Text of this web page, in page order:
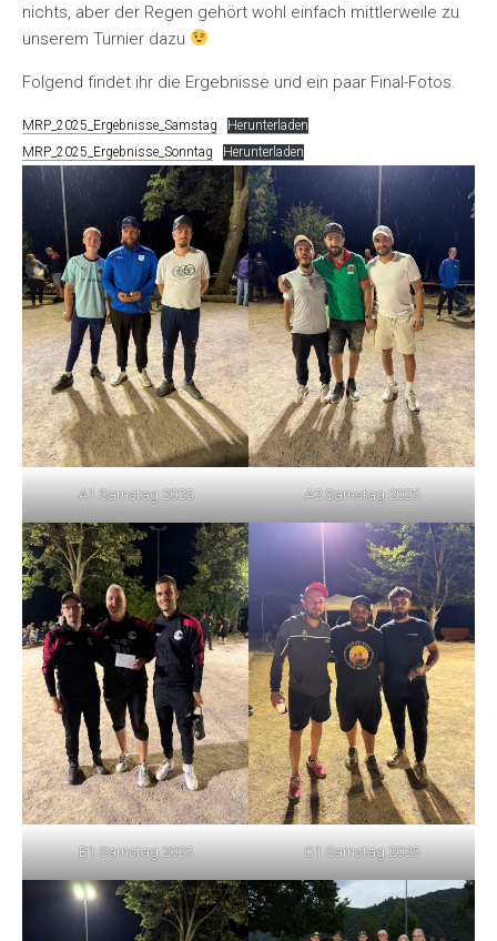
nichts, aber der Regen gehört wohl einfach mittlerweile zu
unserem Turnier dazu
Folgend findet ihr die Ergebnisse und ein paar Final-Fotos.
MRP_2025_Ergebnisse_Samstag
Herunterladen
MRP_2025_Ergebnisse_Sonntag
Herunterladen
A1 Samstag 2025 A2 Samstag 2025
B1 Samstag 2025 C1 Samstag 2025